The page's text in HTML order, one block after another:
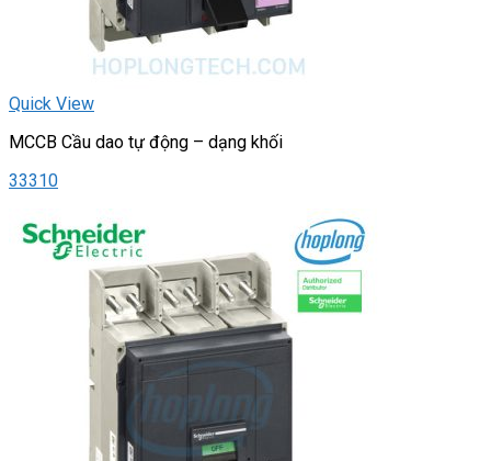
Quick View
MCCB Cầu dao tự động – dạng khối
33310